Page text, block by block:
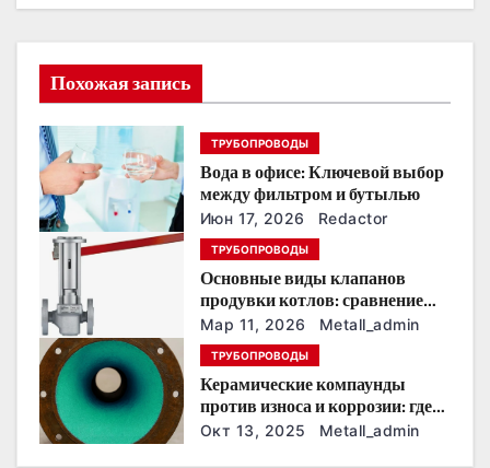
ц
я
п
о
з
п
и
с
я
Похожая запись
ТРУБОПРОВОДЫ
Вода в офисе: Ключевой выбор
между фильтром и бутылью
Июн 17, 2026 Redactor
ТРУБОПРОВОДЫ
Основные виды клапанов
продувки котлов: сравнение
устройств и характеристик
Мар 11, 2026 Metall_admin
ТРУБОПРОВОДЫ
Керамические компаунды
против износа и коррозии: где
они работают эффективнее
Окт 13, 2025 Metall_admin